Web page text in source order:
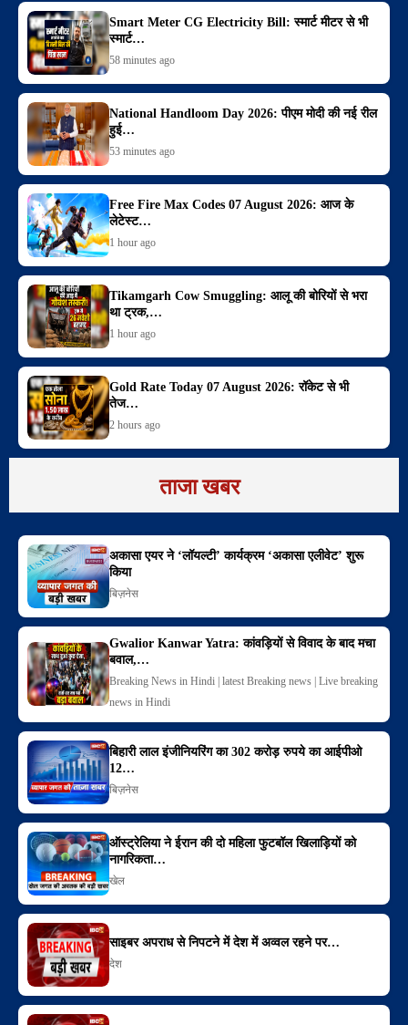
Smart Meter CG Electricity Bill: स्मार्ट मीटर से भी
स्मार्ट…
58 minutes ago
National Handloom Day 2026: पीएम मोदी की नई रील
हुई…
53 minutes ago
Free Fire Max Codes 07 August 2026: आज के
लेटेस्ट…
1 hour ago
Tikamgarh Cow Smuggling: आलू की बोरियों से भरा
था ट्रक,…
1 hour ago
Gold Rate Today 07 August 2026: रॉकेट से भी
तेज…
2 hours ago
ताजा खबर
अकासा एयर ने ‘लॉयल्टी’ कार्यक्रम ‘अकासा एलीवेट’ शुरू
किया
बिज़नेस
Gwalior Kanwar Yatra: कांवड़ियों से विवाद के बाद मचा
बवाल,…
Breaking News in Hindi | latest Breaking news | Live breaking
news in Hindi
बिहारी लाल इंजीनियरिंग का 302 करोड़ रुपये का आईपीओ
12…
बिज़नेस
ऑस्ट्रेलिया ने ईरान की दो महिला फुटबॉल खिलाड़ियों को
नागरिकता…
खेल
साइबर अपराध से निपटने में देश में अव्वल रहने पर…
देश